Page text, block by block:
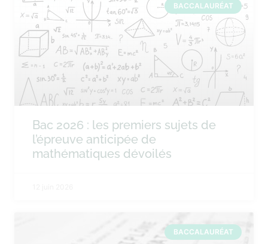
BACCALAURÉAT
Bac 2026 : les premiers sujets de
l’épreuve anticipée de
mathématiques dévoilés
BACCALAURÉAT